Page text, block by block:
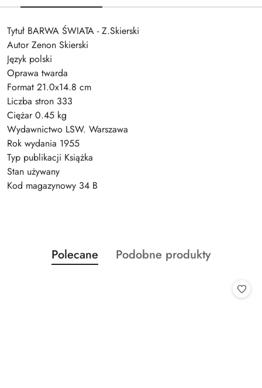
Tytuł BARWA ŚWIATA - Z.Skierski
Autor Zenon Skierski
Język polski
Oprawa twarda
Format 21.0x14.8 cm
Liczba stron 333
Ciężar 0.45 kg
Wydawnictwo LSW. Warszawa
Rok wydania 1955
Typ publikacji Książka
Stan używany
Kod magazynowy 34 B
Pomiń karuzelę produktów
Produkty
o
Polecane
Produkty
Podobne produkty